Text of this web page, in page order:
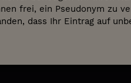
frei, ein Pseudonym zu
dass Ihr Eintrag auf